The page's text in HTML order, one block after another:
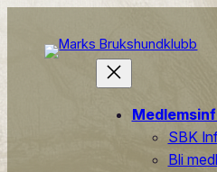
innehåll
SBK
Bli